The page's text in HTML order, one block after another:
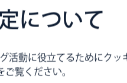
について
活動に役立てるためにクッ
覧ください。